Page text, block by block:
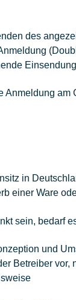
des
in
einer Ware
sein, bedarf
und
Betreiber